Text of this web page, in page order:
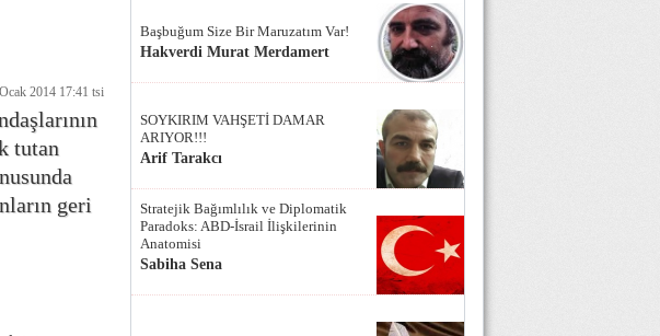
2014 17:41 tsi
tutan
geri
Başbuğum Size Bir Maruzatım Var!
Hakverdi Murat Merdamert
SOYKIRIM VAHŞETİ DAMAR
ARIYOR!!!
Arif Tarakcı
Stratejik Bağımlılık ve Diplomatik
Paradoks: ABD-İsrail İlişkilerinin
Anatomisi
Sabiha Sena